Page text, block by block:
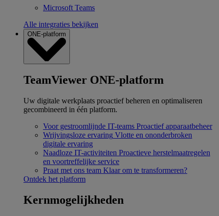
Microsoft Teams
Alle integraties bekijken
ONE-platform
TeamViewer ONE-platform
Uw digitale werkplaats proactief beheren en optimaliseren
gecombineerd in één platform.
Voor gestroomlijnde IT-teams Proactief apparaatbeheer
Wrijvingsloze ervaring Vlotte en ononderbroken
digitale ervaring
Naadloze IT-activiteiten Proactieve herstelmaatregelen
en voortreffelijke service
Praat met ons team Klaar om te transformeren?
Ontdek het platform
Kernmogelijkheden